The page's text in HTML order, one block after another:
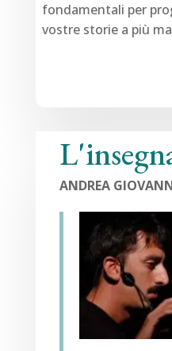
fondamentali per
vostre storie a più
ANDREA